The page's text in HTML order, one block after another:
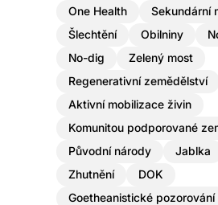
One Health
Sekundární
Šlechtění
Obilniny
No-dig
Zelený most
Regenerativní zemědělství
Aktivní mobilizace živin
Komunitou podporované
Původní národy
Jablka
Zhutnění
DOK
Goetheanistické pozorování